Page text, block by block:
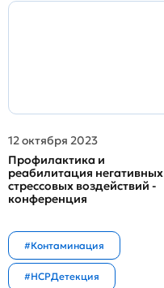
12 октября 2023
Профилактика и
реабилитация негативных
стрессовых воздействий -
конференция
#Контаминация
#HCPДетекция